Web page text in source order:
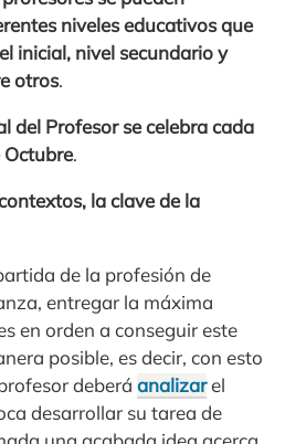
niveles educativos que
inicial, nivel secundario y
otros.
del Profesor se celebra cada
Octubre.
la clave de la
de la profesión de
entregar la máxima
en orden a conseguir este
posible, es decir, con esto
deberá analizarel
desarrollar su tarea de